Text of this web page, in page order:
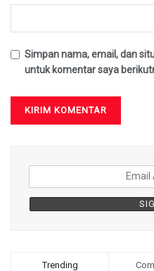
Simpan nama, email, dan
untuk komentar saya
Trending